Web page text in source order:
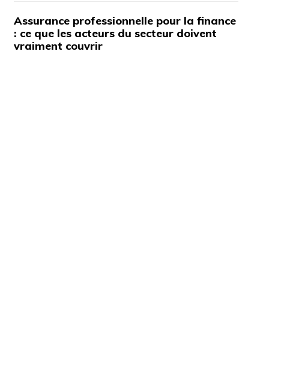
Assurance professionnelle pour la finance
: ce que les acteurs du secteur doivent
vraiment couvrir